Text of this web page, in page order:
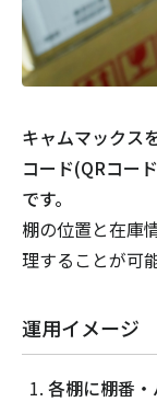
キャムマックス
コード(QRコー
です。
棚の位置と在庫
理することが可
運用イメージ
各棚に棚番